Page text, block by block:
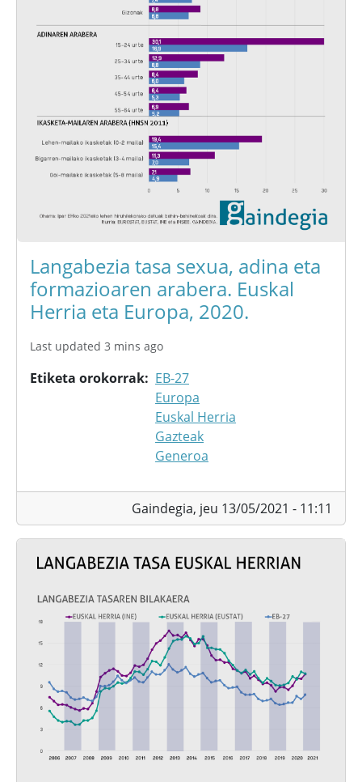
Langabezia tasa sexua, adina eta
formazioaren arabera. Euskal
Herria eta Europa, 2020.
Last updated 3 mins ago
Etiketa orokorrak
EB-27
Europa
Euskal Herria
Gazteak
Generoa
Gaindegia, jeu 13/05/2021 - 11:11